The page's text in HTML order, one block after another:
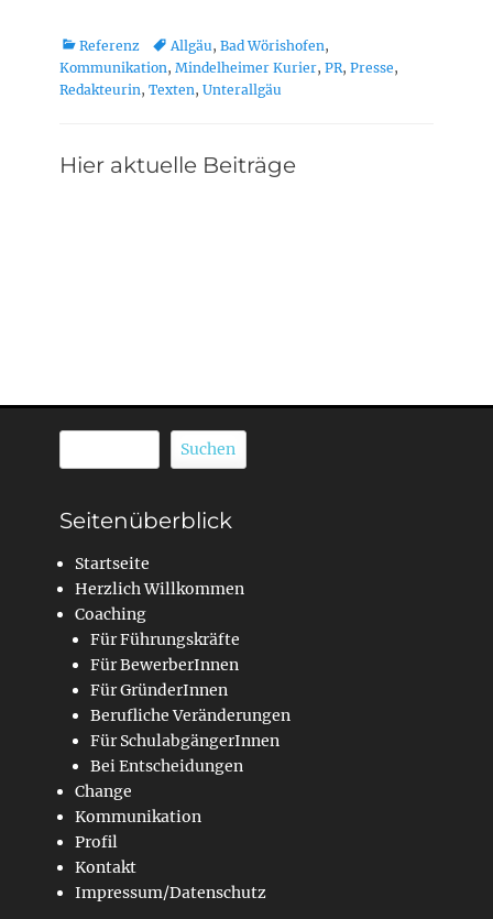
Kategorien
Referenz Schlagworte
Allgäu, Bad Wörishofen,
Kommunikation, Mindelheimer Kurier, PR, Presse,
Redakteurin, Texten, Unterallgäu
Hier aktuelle Beiträge
Suchen
Seitenüberblick
Startseite
Herzlich Willkommen
Coaching
Für Führungskräfte
Für BewerberInnen
Für GründerInnen
Berufliche Veränderungen
Für SchulabgängerInnen
Bei Entscheidungen
Change
Kommunikation
Profil
Kontakt
Impressum/Datenschutz